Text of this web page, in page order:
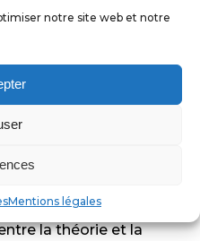
notre site web et notre
Mentions légales
Elle permet aussi
code si le candidat
sa formation.
longtemps n'est pas
s'oublient
du code, plus il
la théorie et la